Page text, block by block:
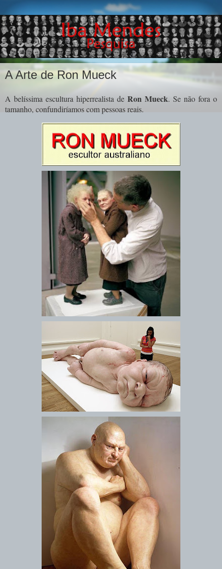
A Arte de Ron Mueck
A belíssima escultura hiperrealista de Ron Mueck. Se não fora o
tamanho, confundiríamos com pessoas reais.